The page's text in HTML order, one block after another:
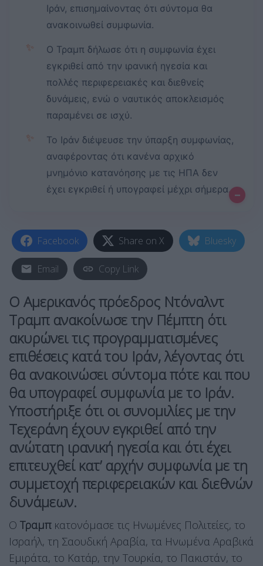
Ιράν, επισημαίνοντας ότι σύντομα θα
ανακοινωθεί συμφωνία.
✨
Ο Τραμπ δήλωσε ότι η συμφωνία έχει
εγκριθεί από την ιρανική ηγεσία και
πολλές περιφερειακές και διεθνείς
δυνάμεις, ενώ ο ναυτικός αποκλεισμός
παραμένει σε ισχύ.
✨
Το Ιράν διέψευσε την ύπαρξη συμφωνίας,
αναφέροντας ότι κανένα αρχικό
μνημόνιο κατανόησης με τις ΗΠΑ δεν
έχει εγκριθεί ή υπογραφεί μέχρι σήμερα. –
Facebook Share on X Bluesky
Email Copy Link
Ο Αμερικανός πρόεδρος Ντόναλντ
Τραμπ ανακοίνωσε την Πέμπτη ότι
ακυρώνει τις προγραμματισμένες
επιθέσεις κατά του Ιράν, λέγοντας ότι
θα ανακοινώσει σύντομα πότε και που
θα υπογραφεί συμφωνία με το Ιράν.
Υποστήριξε ότι οι συνομιλίες με την
Τεχεράνη έχουν εγκριθεί από την
ανώτατη ιρανική ηγεσία και ότι έχει
επιτευχθεί κατ’ αρχήν συμφωνία με τη
συμμετοχή περιφερειακών και διεθνών
δυνάμεων.
Ο Τραμπκατονόμασε τις Ηνωμένες Πολιτείες, το
Ισραήλ, τη Σαουδική Αραβία, τα Ηνωμένα Αραβικά
Εμιράτα, το Κατάρ, την Τουρκία, το Πακιστάν, το